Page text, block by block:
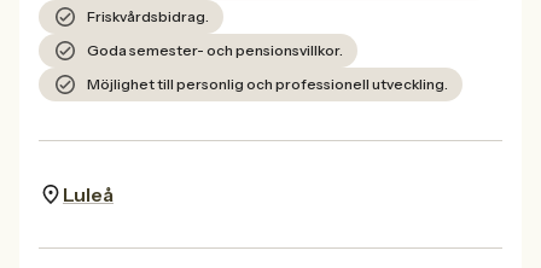
Friskvårdsbidrag.
Goda semester- och pensionsvillkor.
Möjlighet till personlig och professionell utveckling.
Luleå